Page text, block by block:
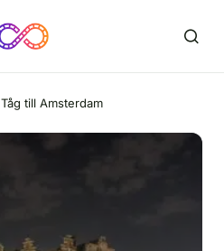
Tåg till Amsterdam